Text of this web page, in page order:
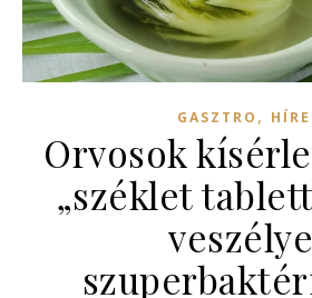
GASZTRO ,
Orvosok
„széklet